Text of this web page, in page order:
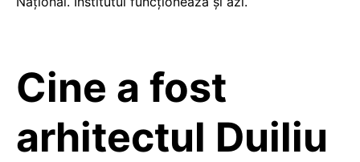
Cine a fost
arhitectul Duiliu